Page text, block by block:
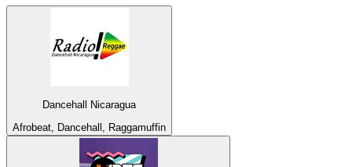
Dancehall Nicaragua
Afrobeat, Dancehall, Raggamuffin